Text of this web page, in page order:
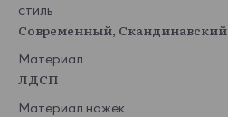
стиль
Современный, Скандинавский
Материал
ЛДСП
Материал ножек